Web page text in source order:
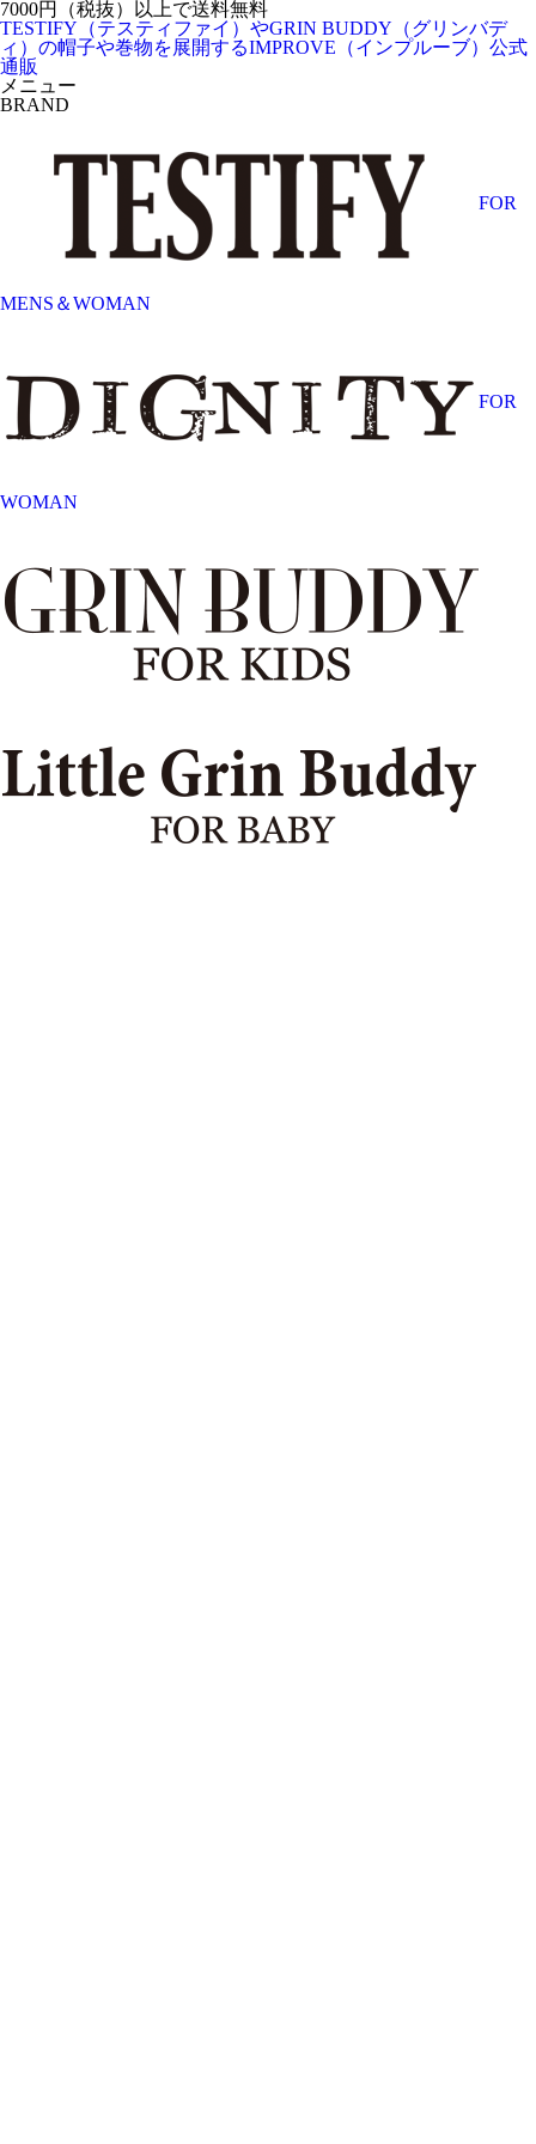
7000円（税抜）以上で送料無料
TESTIFY（テスティファイ）やGRIN BUDDY（グリンバデ
ィ）の帽子や巻物を展開するIMPROVE（インプルーブ）公式
通販
メニュー
BRAND
FOR
MENS＆WOMAN
FOR
WOMAN